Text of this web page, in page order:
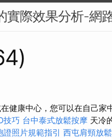
實際效果分析-網
健康中心，您可以在自己家
技巧 台中泰式放鬆按摩 天冷
證照片規範指引 西屯肩頸放鬆